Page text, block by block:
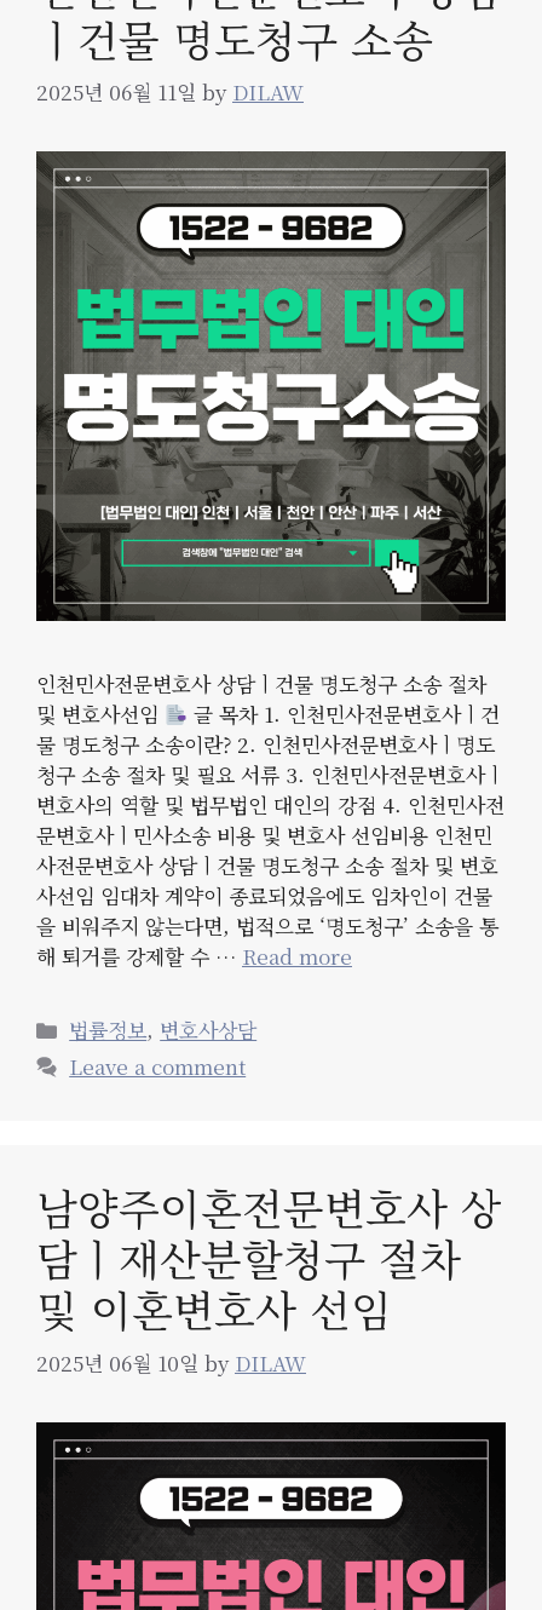
ㅣ건물 명도청구 소송
2025년 06월 11일 by DILAW
인천민사전문변호사 상담ㅣ건물 명도청구 소송 절차
및 변호사선임
글 목차 1. 인천민사전문변호사ㅣ건
물 명도청구 소송이란? 2. 인천민사전문변호사ㅣ명도
청구 소송 절차 및 필요 서류 3. 인천민사전문변호사ㅣ
변호사의 역할 및 법무법인 대인의 강점 4. 인천민사전
문변호사ㅣ민사소송 비용 및 변호사 선임비용 인천민
사전문변호사 상담ㅣ건물 명도청구 소송 절차 및 변호
사선임 임대차 계약이 종료되었음에도 임차인이 건물
을 비워주지 않는다면, 법적으로 ‘명도청구’ 소송을 통
해 퇴거를 강제할 수 … Read more
Categories
법률정보, 변호사상담
Leave a comment
남양주이혼전문변호사 상
담ㅣ재산분할청구 절차
및 이혼변호사 선임
2025년 06월 10일 by DILAW